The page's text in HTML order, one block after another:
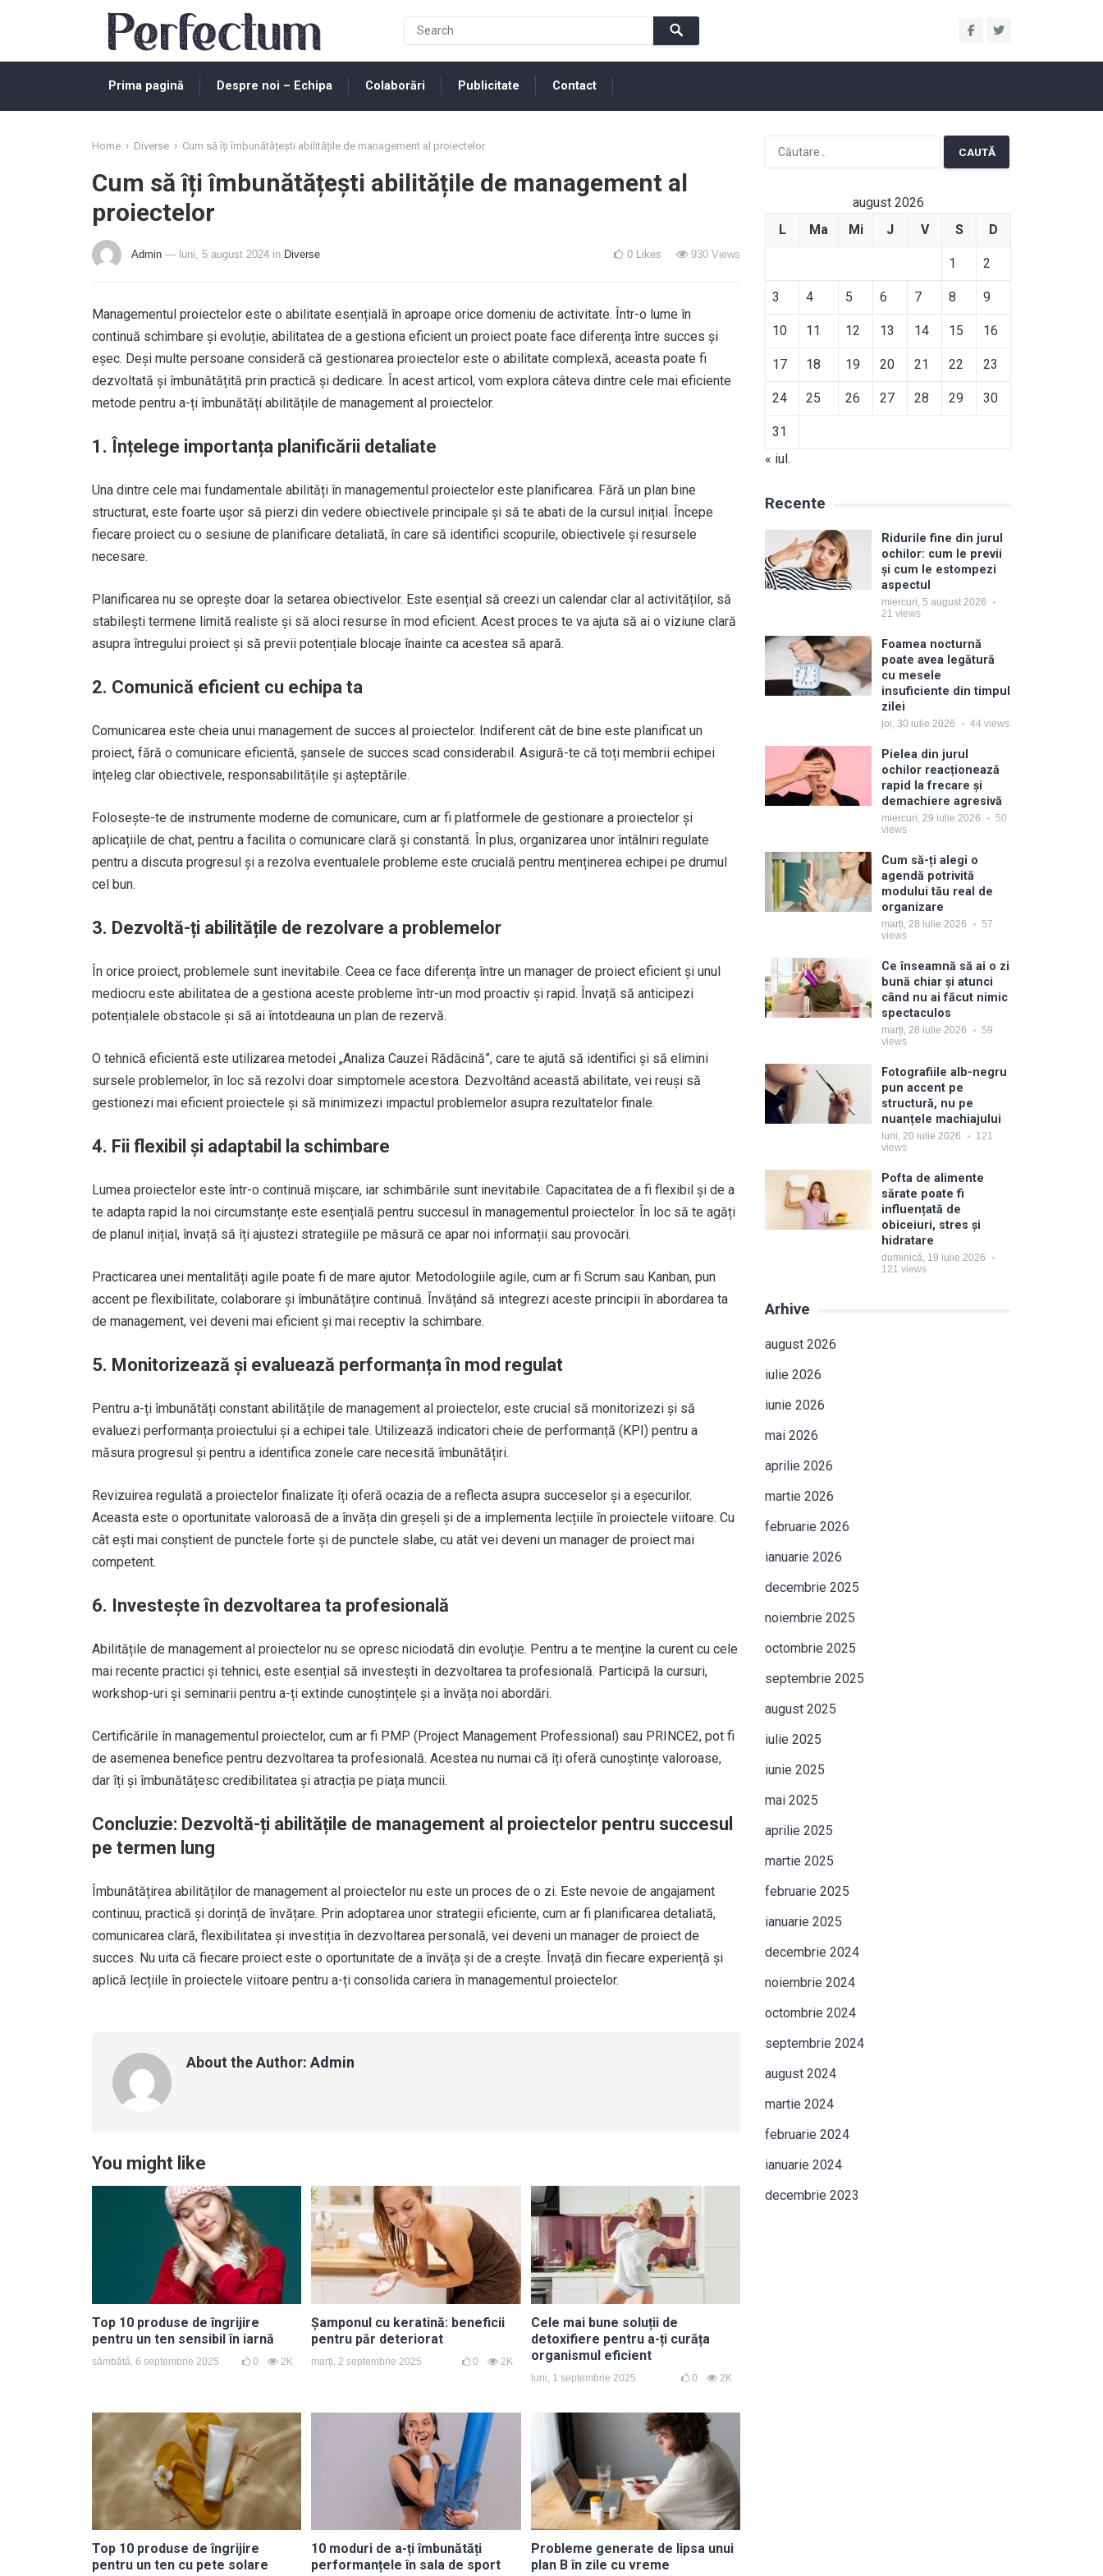
Prima pagină Despre noi – Echipa Colaborări Publicitate Contact
Home › Diverse › Cum să îți îmbunătățești abilitățile de management al proiectelor
Cum să îți îmbunătățești abilitățile de management al
proiectelor
Admin — luni, 5 august 2024 in Diverse 0 Likes 930 Views
Managementul proiectelor este o abilitate esențială în aproape orice domeniu de activitate. Într-o lume în
continuă schimbare și evoluție, abilitatea de a gestiona eficient un proiect poate face diferența între succes și
eșec. Deși multe persoane consideră că gestionarea proiectelor este o abilitate complexă, aceasta poate fi
dezvoltată și îmbunătățită prin practică și dedicare. În acest articol, vom explora câteva dintre cele mai eficiente
metode pentru a-ți îmbunătăți abilitățile de management al proiectelor.
1. Înțelege importanța planificării detaliate
Una dintre cele mai fundamentale abilități în managementul proiectelor este planificarea. Fără un plan bine
structurat, este foarte ușor să pierzi din vedere obiectivele principale și să te abati de la cursul inițial. Începe
fiecare proiect cu o sesiune de planificare detaliată, în care să identifici scopurile, obiectivele și resursele
necesare.
Planificarea nu se oprește doar la setarea obiectivelor. Este esențial să creezi un calendar clar al activităților, să
stabilești termene limită realiste și să aloci resurse în mod eficient. Acest proces te va ajuta să ai o viziune clară
asupra întregului proiect și să previi potențiale blocaje înainte ca acestea să apară.
2. Comunică eficient cu echipa ta
Comunicarea este cheia unui management de succes al proiectelor. Indiferent cât de bine este planificat un
proiect, fără o comunicare eficientă, șansele de succes scad considerabil. Asigură-te că toți membrii echipei
înțeleg clar obiectivele, responsabilitățile și așteptările.
Folosește-te de instrumente moderne de comunicare, cum ar fi platformele de gestionare a proiectelor și
aplicațiile de chat, pentru a facilita o comunicare clară și constantă. În plus, organizarea unor întâlniri regulate
pentru a discuta progresul și a rezolva eventualele probleme este crucială pentru menținerea echipei pe drumul
cel bun.
3. Dezvoltă-ți abilitățile de rezolvare a problemelor
În orice proiect, problemele sunt inevitabile. Ceea ce face diferența între un manager de proiect eficient și unul
mediocru este abilitatea de a gestiona aceste probleme într-un mod proactiv și rapid. Învață să anticipezi
potențialele obstacole și să ai întotdeauna un plan de rezervă.
O tehnică eficientă este utilizarea metodei „Analiza Cauzei Rădăcină”, care te ajută să identifici și să elimini
sursele problemelor, în loc să rezolvi doar simptomele acestora. Dezvoltând această abilitate, vei reuși să
gestionezi mai eficient proiectele și să minimizezi impactul problemelor asupra rezultatelor finale.
4. Fii flexibil și adaptabil la schimbare
Lumea proiectelor este într-o continuă mișcare, iar schimbările sunt inevitabile. Capacitatea de a fi flexibil și de a
te adapta rapid la noi circumstanțe este esențială pentru succesul în managementul proiectelor. În loc să te agăți
de planul inițial, învață să îți ajustezi strategiile pe măsură ce apar noi informații sau provocări.
Practicarea unei mentalități agile poate fi de mare ajutor. Metodologiile agile, cum ar fi Scrum sau Kanban, pun
accent pe flexibilitate, colaborare și îmbunătățire continuă. Învățând să integrezi aceste principii în abordarea ta
de management, vei deveni mai eficient și mai receptiv la schimbare.
5. Monitorizează și evaluează performanța în mod regulat
Pentru a-ți îmbunătăți constant abilitățile de management al proiectelor, este crucial să monitorizezi și să
evaluezi performanța proiectului și a echipei tale. Utilizează indicatori cheie de performanță (KPI) pentru a
măsura progresul și pentru a identifica zonele care necesită îmbunătățiri.
Revizuirea regulată a proiectelor finalizate îți oferă ocazia de a reflecta asupra succeselor și a eșecurilor.
Aceasta este o oportunitate valoroasă de a învăța din greșeli și de a implementa lecțiile în proiectele viitoare. Cu
cât ești mai conștient de punctele forte și de punctele slabe, cu atât vei deveni un manager de proiect mai
competent.
6. Investește în dezvoltarea ta profesională
Abilitățile de management al proiectelor nu se opresc niciodată din evoluție. Pentru a te menține la curent cu cele
mai recente practici și tehnici, este esențial să investești în dezvoltarea ta profesională. Participă la cursuri,
workshop-uri și seminarii pentru a-ți extinde cunoștințele și a învăța noi abordări.
Certificările în managementul proiectelor, cum ar fi PMP (Project Management Professional) sau PRINCE2, pot fi
de asemenea benefice pentru dezvoltarea ta profesională. Acestea nu numai că îți oferă cunoștințe valoroase,
dar îți și îmbunătățesc credibilitatea și atracția pe piața muncii.
Concluzie: Dezvoltă-ți abilitățile de management al proiectelor pentru succesul
pe termen lung
Îmbunătățirea abilităților de management al proiectelor nu este un proces de o zi. Este nevoie de angajament
continuu, practică și dorință de învățare. Prin adoptarea unor strategii eficiente, cum ar fi planificarea detaliată,
comunicarea clară, flexibilitatea și investiția în dezvoltarea personală, vei deveni un manager de proiect de
succes. Nu uita că fiecare proiect este o oportunitate de a învăța și de a crește. Învață din fiecare experiență și
aplică lecțiile în proiectele viitoare pentru a-ți consolida cariera în managementul proiectelor.
About the Author: Admin
You might like
Top 10 produse de îngrijire
pentru un ten sensibil în iarnă
sâmbătă, 6 septembrie 2025 0 2K
Șamponul cu keratină: beneficii
pentru păr deteriorat
marți, 2 septembrie 2025 0 2K
Cele mai bune soluții de
detoxifiere pentru a-ți curăța
organismul eficient
luni, 1 septembrie 2025 0 2K
Top 10 produse de îngrijire
pentru un ten cu pete solare
10 moduri de a-ți îmbunătăți
performanțele în sala de sport
Probleme generate de lipsa unui
plan B în zile cu vreme
Caută
august 2026
L
Ma Mi J V S D
1 2
3 4 5 6 7 8 9
10 11 12 13 14 15 16
17 18 19 20 21 22 23
24 25 26 27 28 29 30
31
« iul.
Recente
Ridurile fine din jurul
ochilor: cum le previi
și cum le estompezi
aspectul
miercuri, 5 august 2026
21 views
Foamea nocturnă
poate avea legătură
cu mesele
insuficiente din timpul
zilei
joi, 30 iulie 2026 44 views
Pielea din jurul
ochilor reacționează
rapid la frecare și
demachiere agresivă
miercuri, 29 iulie 2026
50
views
Cum să-ți alegi o
agendă potrivită
modului tău real de
organizare
marți, 28 iulie 2026
57
views
Ce înseamnă să ai o zi
bună chiar și atunci
când nu ai făcut nimic
spectaculos
marți, 28 iulie 2026
59
views
Fotografiile alb-negru
pun accent pe
structură, nu pe
nuanțele machiajului
luni, 20 iulie 2026
121
views
Pofta de alimente
sărate poate fi
influențată de
obiceiuri, stres și
hidratare
duminică, 19 iulie 2026
121 views
Arhive
august 2026
iulie 2026
iunie 2026
mai 2026
aprilie 2026
martie 2026
februarie 2026
ianuarie 2026
decembrie 2025
noiembrie 2025
octombrie 2025
septembrie 2025
august 2025
iulie 2025
iunie 2025
mai 2025
aprilie 2025
martie 2025
februarie 2025
ianuarie 2025
decembrie 2024
noiembrie 2024
octombrie 2024
septembrie 2024
august 2024
martie 2024
februarie 2024
ianuarie 2024
decembrie 2023